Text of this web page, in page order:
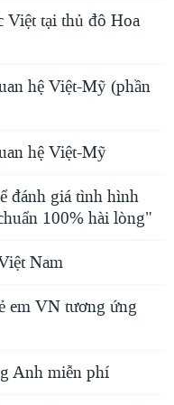
tại thủ đô Hoa
hệ Việt-Mỹ (phần
hệ Việt-Mỹ
đánh giá tình hình
100% hài lòng"
Nam
em VN tương ứng
Anh miễn phí